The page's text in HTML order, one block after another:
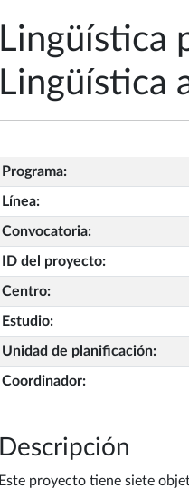
Lingüística
Lingüística
Programa:
Línea:
Convocatoria:
ID del proyecto:
Centro:
Estudio:
Unidad de planificación:
Coordinador:
Descripción
Este proyecto tiene siete